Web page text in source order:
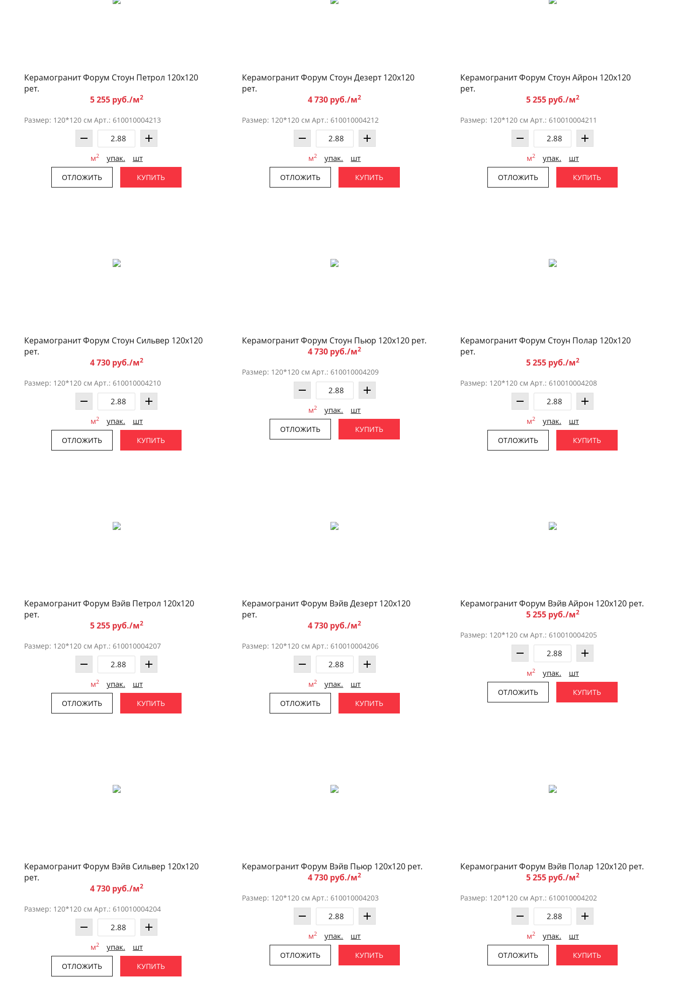
Керамогранит Форум Стоун Петрол 120x120
рет.
5 255 руб./м2
Размер: 120*120 см Арт.: 610010004213
м2 упак. шт
ОТЛОЖИТЬ КУПИТЬ
Керамогранит Форум Стоун Дезерт 120x120
рет.
4 730 руб./м2
Размер: 120*120 см Арт.: 610010004212
м2 упак. шт
ОТЛОЖИТЬ КУПИТЬ
Керамогранит Форум Стоун Айрон 120x120
рет.
5 255 руб./м2
Размер: 120*120 см Арт.: 610010004211
м2 упак. шт
ОТЛОЖИТЬ КУПИТЬ
Керамогранит Форум Стоун Сильвер 120x120
рет.
4 730 руб./м2
Размер: 120*120 см Арт.: 610010004210
м2 упак. шт
ОТЛОЖИТЬ КУПИТЬ
Керамогранит Форум Стоун Пьюр 120x120 рет.
4 730 руб./м2
Размер: 120*120 см Арт.: 610010004209
м2 упак. шт
ОТЛОЖИТЬ КУПИТЬ
Керамогранит Форум Стоун Полар 120x120
рет.
5 255 руб./м2
Размер: 120*120 см Арт.: 610010004208
м2 упак. шт
ОТЛОЖИТЬ КУПИТЬ
Керамогранит Форум Вэйв Петрол 120x120
рет.
5 255 руб./м2
Размер: 120*120 см Арт.: 610010004207
м2 упак. шт
ОТЛОЖИТЬ КУПИТЬ
Керамогранит Форум Вэйв Дезерт 120x120
рет.
4 730 руб./м2
Размер: 120*120 см Арт.: 610010004206
м2 упак. шт
ОТЛОЖИТЬ КУПИТЬ
Керамогранит Форум Вэйв Айрон 120x120 рет.
5 255 руб./м2
Размер: 120*120 см Арт.: 610010004205
м2 упак. шт
ОТЛОЖИТЬ КУПИТЬ
Керамогранит Форум Вэйв Сильвер 120x120
рет.
4 730 руб./м2
Размер: 120*120 см Арт.: 610010004204
м2 упак. шт
ОТЛОЖИТЬ КУПИТЬ
Керамогранит Форум Вэйв Пьюр 120x120 рет.
4 730 руб./м2
Размер: 120*120 см Арт.: 610010004203
м2 упак. шт
ОТЛОЖИТЬ КУПИТЬ
Керамогранит Форум Вэйв Полар 120x120 рет.
5 255 руб./м2
Размер: 120*120 см Арт.: 610010004202
м2 упак. шт
ОТЛОЖИТЬ КУПИТЬ